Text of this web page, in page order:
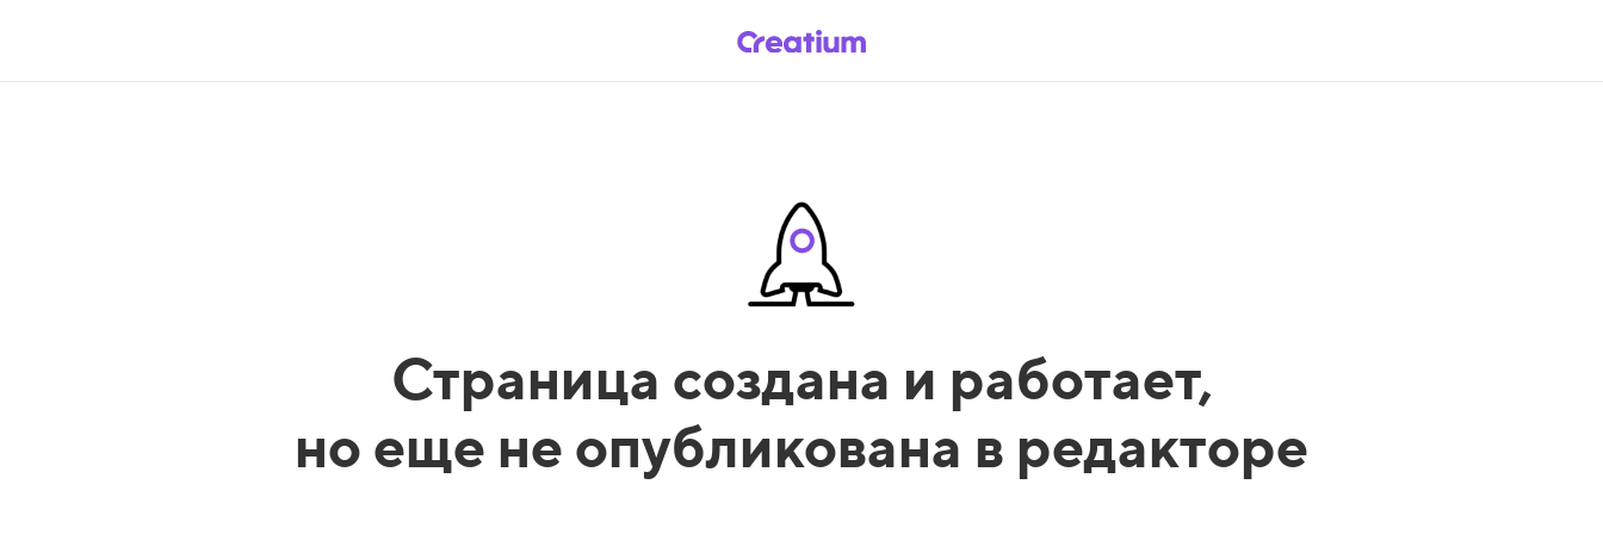
Страница создана и работает,
но еще не опубликована в редакторе